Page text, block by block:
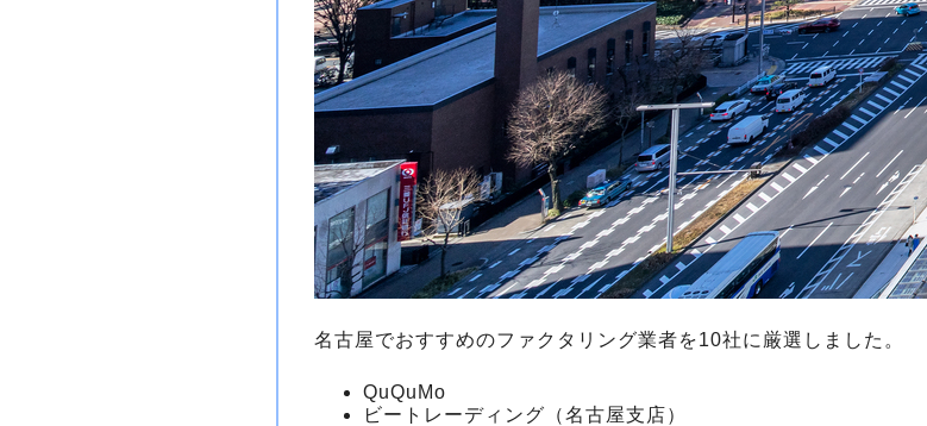
名古屋でおすすめのファクタリング業者を10社に厳選しました。
QuQuMo
ビートレーディング（名古屋支店）